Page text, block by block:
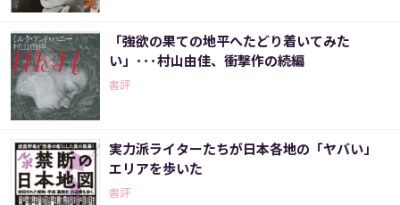
「強欲の果ての地平へたどり着いてみた
い」･･･村山由佳、衝撃作の続編
書評
実力派ライターたちが日本各地の「ヤバい」
エリアを歩いた
書評